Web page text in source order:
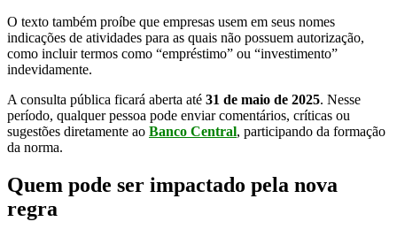
O texto também proíbe que empresas usem em seus nomes
indicações de atividades para as quais não possuem autorização,
como incluir termos como “empréstimo” ou “investimento”
indevidamente.
A consulta pública ficará aberta até 31 de maio de 2025. Nesse
período, qualquer pessoa pode enviar comentários, críticas ou
sugestões diretamente ao Banco Central, participando da formação
da norma.
Quem pode ser impactado pela nova
regra